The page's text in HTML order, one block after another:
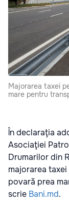
Majorarea taxei
mare pentru
În declaraţia
Asociaţiei
Drumarilor din
majorarea
povară prea
scrie Bani.md.